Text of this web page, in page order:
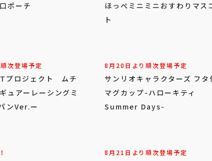
ポーチ
ほっぺミニミニおすわりマス
ト
次登場予定
プロジェクト ムチ
ュアーレーシングミ
ンVer.ー
8月20日より順次登場予定
サンリオキャラクターズ フタ
マグカップ-ハローキティ
Summer Days-
8月21日より順次登場予定